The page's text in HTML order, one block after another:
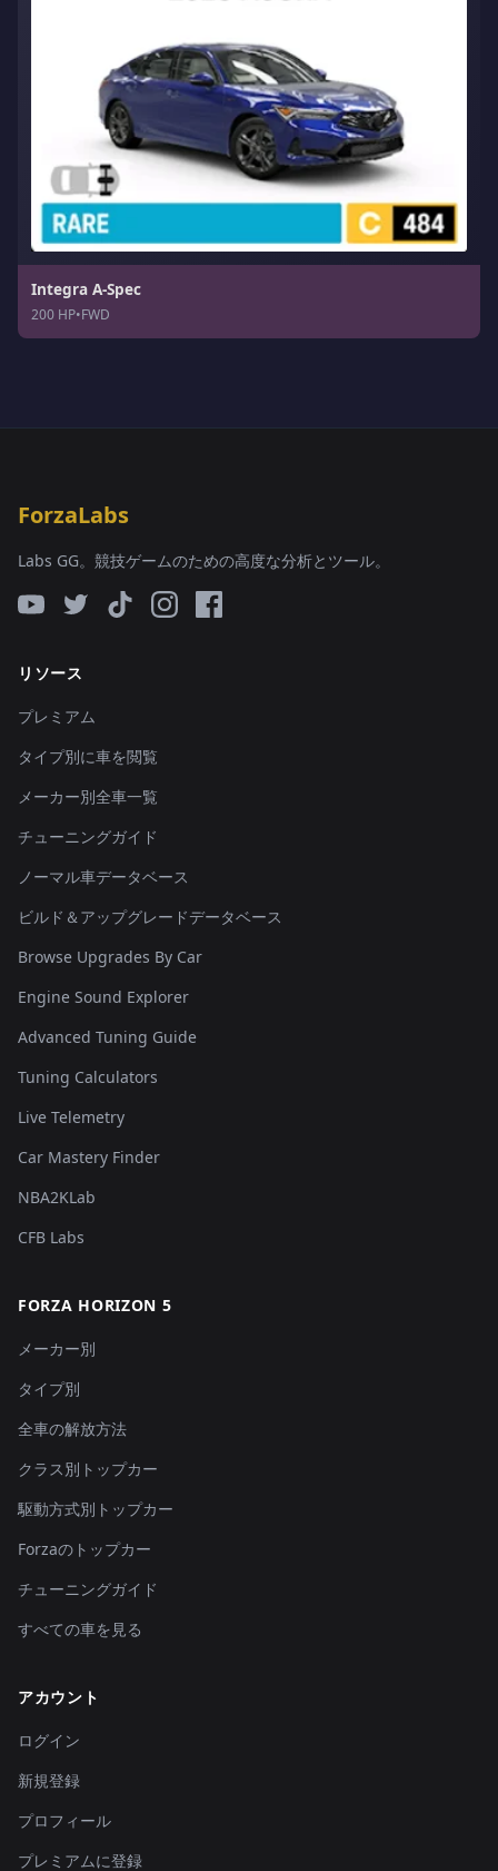
Integra A-Spec
200 HP•FWD
ForzaLabs
Labs GG。競技ゲームのための高度な分析とツール。
リソース
プレミアム
タイプ別に車を閲覧
メーカー別全車一覧
チューニングガイド
ノーマル車データベース
ビルド＆アップグレードデータベース
Browse Upgrades By Car
Engine Sound Explorer
Advanced Tuning Guide
Tuning Calculators
Live Telemetry
Car Mastery Finder
NBA2KLab
CFB Labs
FORZA HORIZON 5
メーカー別
タイプ別
全車の解放方法
クラス別トップカー
駆動方式別トップカー
Forzaのトップカー
チューニングガイド
すべての車を見る
アカウント
ログイン
新規登録
プロフィール
プレミアムに登録